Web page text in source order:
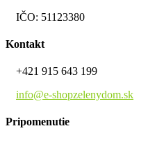
IČO: 51123380
Kontakt
+421 915 643 199
info@e-shopzelenydom.sk
Pripomenutie